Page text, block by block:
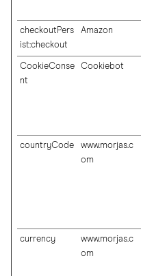
checkoutPers
ist:checkout
Amazon
CookieConse
nt
Cookiebot
countryCode
www.morjas.c
om
currency
www.morjas.c
om